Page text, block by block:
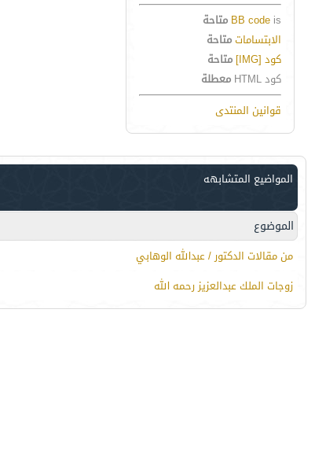
BB code is
متاحة
الابتساماتمتاحة
كود [IMG]
متاحة
كود HTML
معطلة
قوانين المنتدى
المواضيع المتشابهه
الموضوع
من مقالات الدكتور / عبدالله الوهابي
زوجات الملك عبدالعزيز رحمه الله